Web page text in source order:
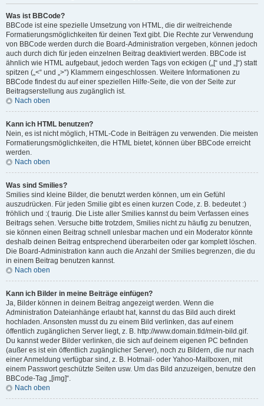
Was ist BBCode?
BBCode ist eine spezielle Umsetzung von HTML, die dir weitreichende
Formatierungsmöglichkeiten für deinen Text gibt. Die Rechte zur Verwendung
von BBCode werden durch die Board-Administration vergeben, können jedoch
auch durch dich für jeden einzelnen Beitrag deaktiviert werden. BBCode ist
ähnlich wie HTML aufgebaut, jedoch werden Tags von eckigen („[“ und „]“) statt
spitzen („<“ und „>“) Klammern eingeschlossen. Weitere Informationen zu
BBCode findest du auf einer speziellen Hilfe-Seite, die von der Seite zur
Beitragserstellung aus zugänglich ist.
Nach oben
Kann ich HTML benutzen?
Nein, es ist nicht möglich, HTML-Code in Beiträgen zu verwenden. Die meisten
Formatierungsmöglichkeiten, die HTML bietet, können über BBCode erreicht
werden.
Nach oben
Was sind Smilies?
Smilies sind kleine Bilder, die benutzt werden können, um ein Gefühl
auszudrücken. Für jeden Smilie gibt es einen kurzen Code, z. B. bedeutet :)
fröhlich und :( traurig. Die Liste aller Smilies kannst du beim Verfassen eines
Beitrags sehen. Versuche bitte trotzdem, Smilies nicht zu häufig zu benutzen,
sie können einen Beitrag schnell unlesbar machen und ein Moderator könnte
deshalb deinen Beitrag entsprechend überarbeiten oder gar komplett löschen.
Die Board-Administration kann auch die Anzahl der Smilies begrenzen, die du
in einem Beitrag benutzen kannst.
Nach oben
Kann ich Bilder in meine Beiträge einfügen?
Ja, Bilder können in deinem Beitrag angezeigt werden. Wenn die
Administration Dateianhänge erlaubt hat, kannst du das Bild auch direkt
hochladen. Ansonsten musst du zu einem Bild verlinken, das auf einem
öffentlich zugänglichen Server liegt, z. B. http://www.domain.tld/mein-bild.gif.
Du kannst weder Bilder verlinken, die sich auf deinem eigenen PC befinden
(außer es ist ein öffentlich zugänglicher Server), noch zu Bildern, die nur nach
einer Anmeldung verfügbar sind, z. B. Hotmail- oder Yahoo-Mailboxen, mit
einem Passwort geschützte Seiten usw. Um das Bild anzuzeigen, benutze den
BBCode-Tag „[img]“.
Nach oben